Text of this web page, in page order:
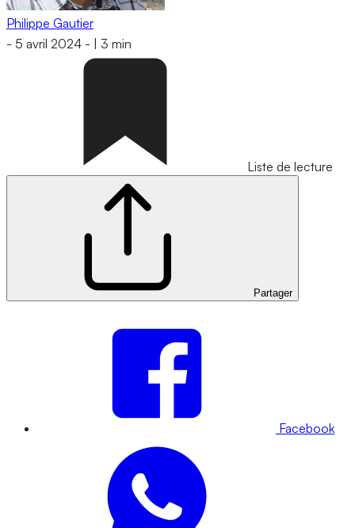
Philippe Gautier
- 5 avril 2024 - 3 min
Liste de lecture
Partager
Facebook